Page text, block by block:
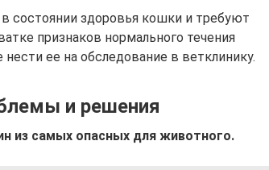
состоянии здоровья кошки и требуют
признаков нормального течения
ее на обследование в ветклинику.
и решения
из самых опасных для животного.